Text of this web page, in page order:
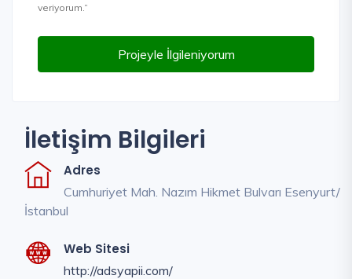
veriyorum.”
Projeyle İlgileniyorum
İletişim Bilgileri
Adres
Cumhuriyet Mah. Nazım Hikmet Bulvarı Esenyurt/
İstanbul
Web Sitesi
http://adsyapii.com/